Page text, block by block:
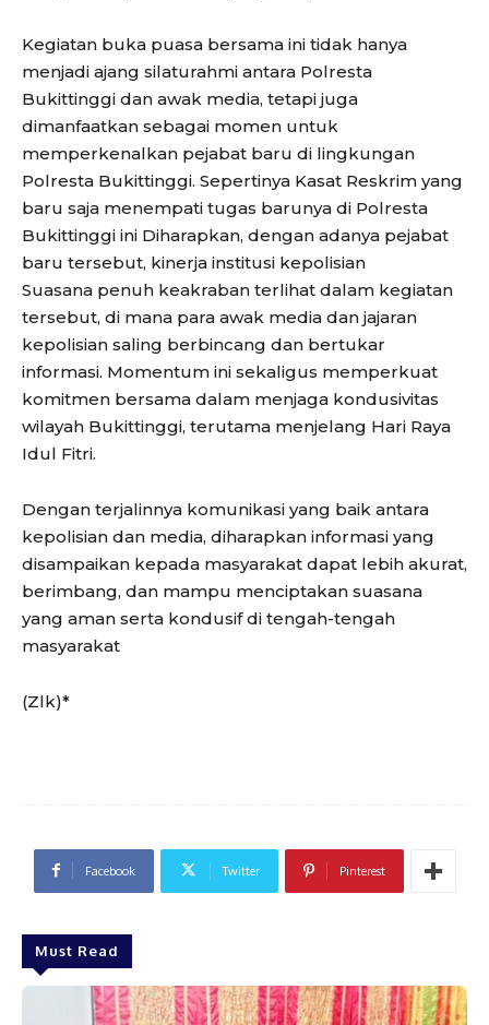
Kegiatan buka puasa bersama ini tidak hanya
menjadi ajang silaturahmi antara Polresta
Bukittinggi dan awak media, tetapi juga
dimanfaatkan sebagai momen untuk
memperkenalkan pejabat baru di lingkungan
Polresta Bukittinggi. Sepertinya Kasat Reskrim yang
baru saja menempati tugas barunya di Polresta
Bukittinggi ini Diharapkan, dengan adanya pejabat
baru tersebut, kinerja institusi kepolisian
Suasana penuh keakraban terlihat dalam kegiatan
tersebut, di mana para awak media dan jajaran
kepolisian saling berbincang dan bertukar
informasi. Momentum ini sekaligus memperkuat
komitmen bersama dalam menjaga kondusivitas
wilayah Bukittinggi, terutama menjelang Hari Raya
Idul Fitri.
Dengan terjalinnya komunikasi yang baik antara
kepolisian dan media, diharapkan informasi yang
disampaikan kepada masyarakat dapat lebih akurat,
berimbang, dan mampu menciptakan suasana
yang aman serta kondusif di tengah-tengah
masyarakat
(Zlk)*
Facebook Twitter Pinterest
Must Read